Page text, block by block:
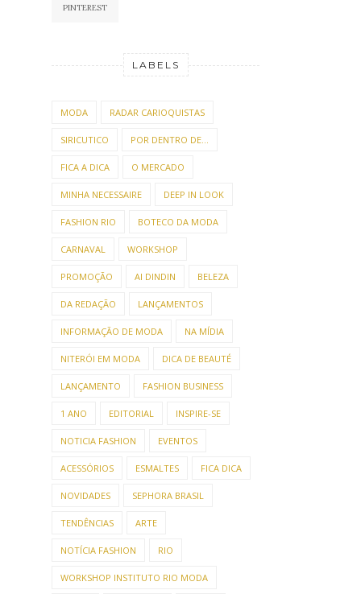
PINTEREST
LABELS
MODA RADAR CARIOQUISTAS
SIRICUTICO POR DENTRO DE...
FICA A DICA O MERCADO
MINHA NECESSAIRE DEEP IN LOOK
FASHION RIO BOTECO DA MODA
CARNAVAL WORKSHOP
PROMOÇÃO AI DINDIN BELEZA
DA REDAÇÃO LANÇAMENTOS
INFORMAÇÃO DE MODA NA MÍDIA
NITERÓI EM MODA DICA DE BEAUTÉ
LANÇAMENTO FASHION BUSINESS
1 ANO EDITORIAL INSPIRE-SE
NOTICIA FASHION EVENTOS
ACESSÓRIOS ESMALTES FICA DICA
NOVIDADES SEPHORA BRASIL
TENDÊNCIAS ARTE
NOTÍCIA FASHION RIO
WORKSHOP INSTITUTO RIO MODA